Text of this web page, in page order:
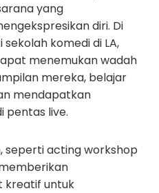
yang
diri. Di
komedi di LA,
menemukan wadah
mereka, belajar
mendapatkan
pentas live.
seperti acting workshop
kreatif untuk